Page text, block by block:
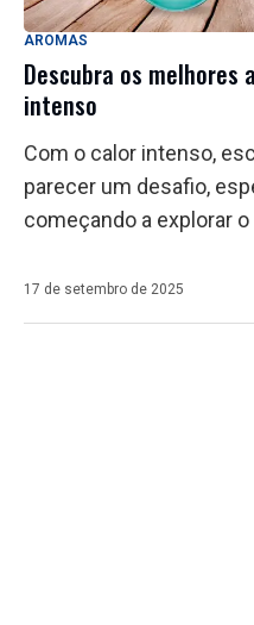
AROMAS
Descubra os melhores
intenso
Com o calor intenso,
parecer um desafio,
começando a explorar o
17 de setembro de 2025